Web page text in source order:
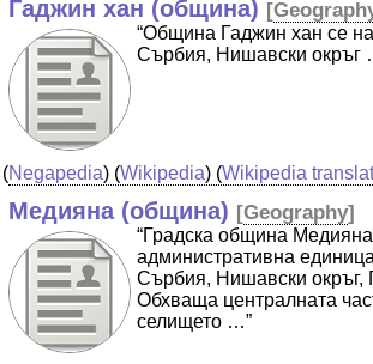
Гаджин хан (община) [
“Община Гаджин хан се
Сърбия, Нишавски окръг
(Negapedia) (Wikipedia) (Wikipedia
Медияна (община) [Geography]
“Градска община
административна
Сърбия, Нишавски окръг,
Обхваща централната
селището …”